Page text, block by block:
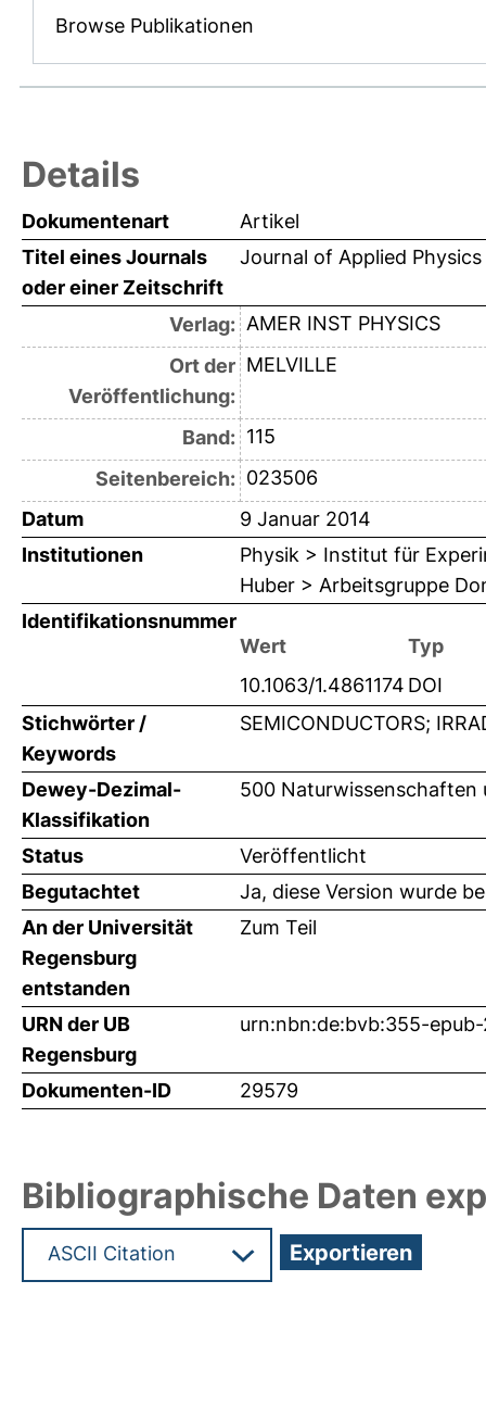
Browse Publikationen
Details
Dokumentenart
Artikel
Titel eines Journals
oder einer Zeitschrift
Journal of Applied Physics
Verlag: AMER INST PHYSICS
Ort der
Veröffentlichung:
MELVILLE
Band: 115
Seitenbereich: 023506
Datum
9 Januar 2014
Institutionen
Physik > Institut für
Huber > Arbeitsgruppe
Identifikationsnummer
Wert
Typ
10.1063/1.4861174 DOI
Stichwörter /
Keywords
SEMICONDUCTORS;
Dewey-Dezimal-
Klassifikation
500 Naturwissenschaften
Status
Veröffentlicht
Begutachtet
Ja, diese Version wurde
An der Universität
Regensburg
entstanden
Zum Teil
URN der UB
Regensburg
urn:nbn:de:bvb:355-
Dokumenten-ID 29579
Bibliographische Daten